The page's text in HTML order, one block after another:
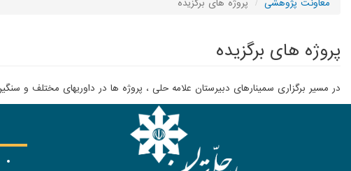
معاونت پژوهشی
پروژه های برگزیده
پروژه های برگزیده
در مسیر برگزاری سمینارهای دبیرستان علامه حلی ، پروژه ها در داوریهای مختلف و